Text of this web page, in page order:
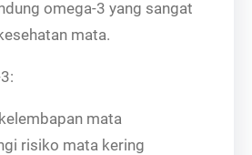
omega-3 yang sangat
mata.
mata
risiko mata kering